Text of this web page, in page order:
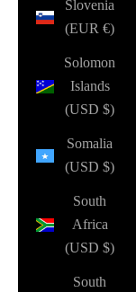
Slovenia
(EUR €)
Solomon
Islands
(USD $)
Somalia
(USD $)
South
Africa
(USD $)
South